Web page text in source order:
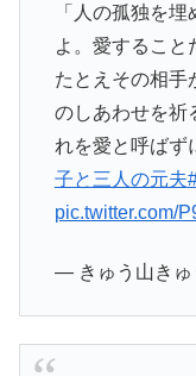
「人の孤独を
よ。愛すること
たとえその相手
のしあわせを祈
れを愛と呼ばず
子と三人の元夫
pic.twitter.com/
— きゅう山きゅ